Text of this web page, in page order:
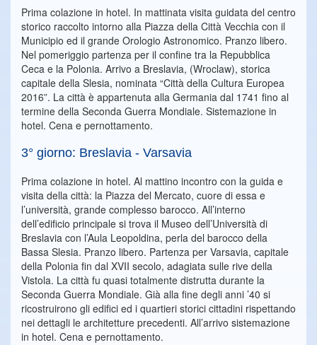
Prima colazione in hotel. In mattinata visita guidata del centro
storico raccolto intorno alla Piazza della Città Vecchia con il
Municipio ed il grande Orologio Astronomico. Pranzo libero.
Nel pomeriggio partenza per il confine tra la Repubblica
Ceca e la Polonia. Arrivo a Breslavia, (Wroclaw), storica
capitale della Slesia, nominata “Città della Cultura Europea
2016”. La città è appartenuta alla Germania dal 1741 fino al
termine della Seconda Guerra Mondiale. Sistemazione in
hotel. Cena e pernottamento.
3° giorno: Breslavia - Varsavia
Prima colazione in hotel. Al mattino incontro con la guida e
visita della città: la Piazza del Mercato, cuore di essa e
l’università, grande complesso barocco. All’interno
dell’edificio principale si trova il Museo dell’Università di
Breslavia con l’Aula Leopoldina, perla del barocco della
Bassa Slesia. Pranzo libero. Partenza per Varsavia, capitale
della Polonia fin dal XVII secolo, adagiata sulle rive della
Vistola. La città fu quasi totalmente distrutta durante la
Seconda Guerra Mondiale. Già alla fine degli anni ’40 si
ricostruirono gli edifici ed i quartieri storici cittadini rispettando
nei dettagli le architetture precedenti. All’arrivo sistemazione
in hotel. Cena e pernottamento.